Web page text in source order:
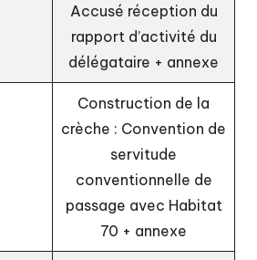
Accusé réception du
rapport d’activité du
délégataire + annexe
Construction de la
crèche : Convention de
servitude
conventionnelle de
passage avec Habitat
70 + annexe